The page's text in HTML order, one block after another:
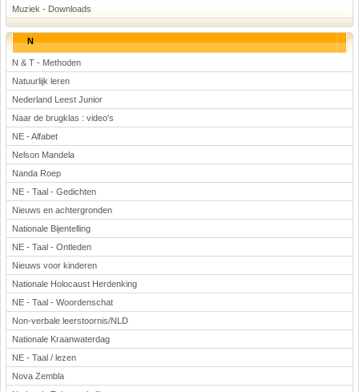
Muziek - Downloads
N
N & T - Methoden
Natuurlijk leren
Nederland Leest Junior
Naar de brugklas : video's
NE - Alfabet
Nelson Mandela
Nanda Roep
NE - Taal - Gedichten
Nieuws en achtergronden
Nationale Bijentelling
NE - Taal - Ontleden
Nieuws voor kinderen
Nationale Holocaust Herdenking
NE - Taal - Woordenschat
Non-verbale leerstoornis/NLD
Nationale Kraanwaterdag
NE - Taal / lezen
Nova Zembla